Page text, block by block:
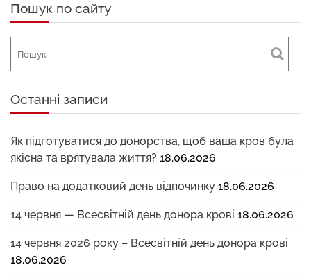
Пошук по сайту
Останні записи
Як підготуватися до донорства, щоб ваша кров була
якісна та врятувала життя? 18.06.2026
Право на додатковий день відпочинку 18.06.2026
14 червня — Всесвітній день донора крові 18.06.2026
14 червня 2026 року – Всесвітній день донора крові
18.06.2026